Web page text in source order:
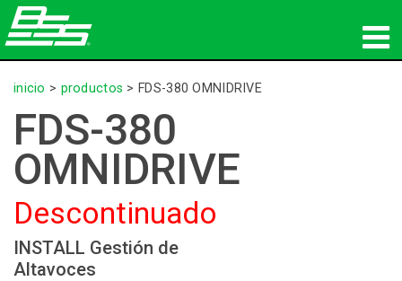
productos
Audio en red
dónde comprar
noticias
capacitación
inicio > productos > FDS-380 OMNIDRIVE
FDS-380
OMNIDRIVE
Descontinuado
INSTALL Gestión de
Altavoces